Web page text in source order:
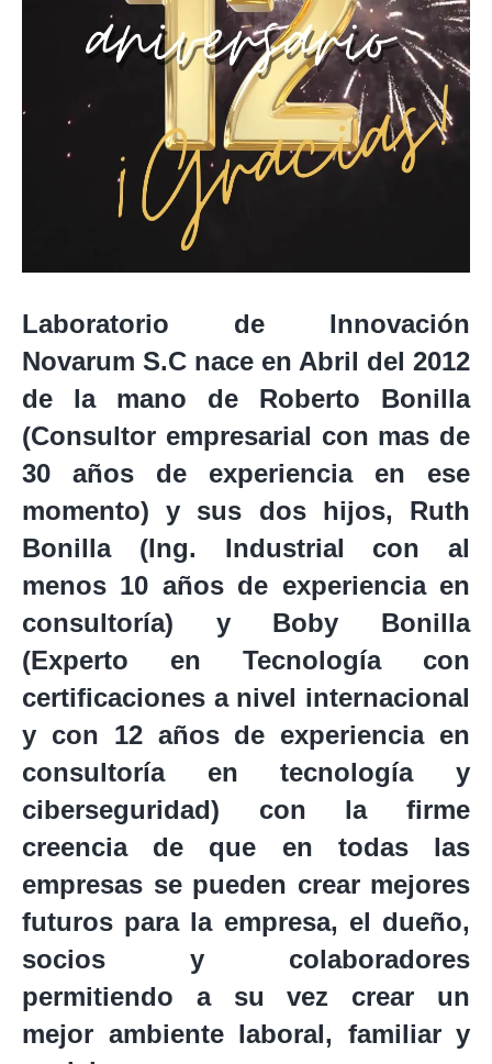
Laboratorio de Innovación
Novarum S.C nace en Abril del 2012
de la mano de Roberto Bonilla
(Consultor empresarial con mas de
30 años de experiencia en ese
momento) y sus dos hijos, Ruth
Bonilla (Ing. Industrial con al
menos 10 años de experiencia en
consultoría) y Boby Bonilla
(Experto en Tecnología con
certificaciones a nivel internacional
y con 12 años de experiencia en
consultoría en tecnología y
ciberseguridad) con la firme
creencia de que en todas las
empresas se pueden crear mejores
futuros para la empresa, el dueño,
socios y colaboradores
permitiendo a su vez crear un
mejor ambiente laboral, familiar y